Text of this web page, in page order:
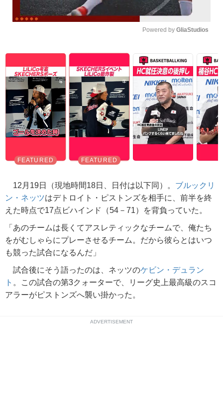
Powered by GliaStudios
12月19日（現地時間18日、日付は以下同）。 ブルックリ
ン・ネッツはデトロイト・ピストンズを相手に、前半を終
えた時点で17点ビハインド（54－71）を背負っていた。
「あのチームは長くてアスレティックなチームで、俺たち
をがむしゃらにプレーさせるチーム。だから彼らとはいつ
も競った試合になるんだ」
試合後にそう語ったのは、ネッツのケビン・デュラン
ト 。この試合の第3クォーターで、リーグ史上最高級のスコ
アラーがピストンズへ襲い掛かった。
ADVERTISEMENT